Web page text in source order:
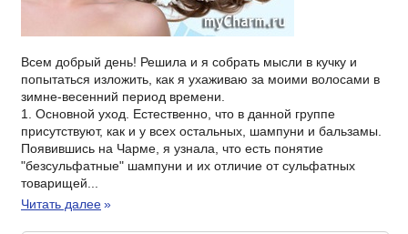
Всем добрый день! Решила и я собрать мысли в кучку и
попытаться изложить, как я ухаживаю за моими волосами в
зимне-весенний период времени.
1. Основной уход. Естественно, что в данной группе
присутствуют, как и у всех остальных, шампуни и бальзамы.
Появившись на Чарме, я узнала, что есть понятие
"безсульфатные" шампуни и их отличие от сульфатных
товарищей...
Читать далее»